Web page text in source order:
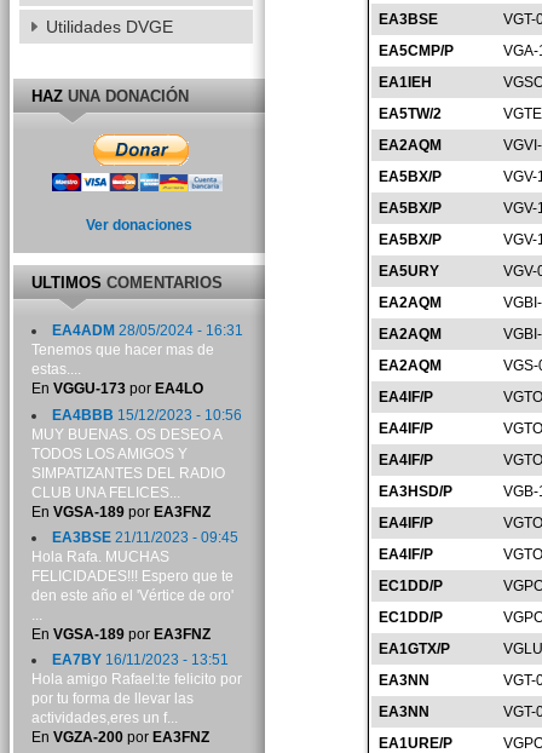
EA3BSE
VGT-
EA5CMP/P
VGA-
EA1IEH
EA5TW/2
EA2AQM
EA5BX/P
VGV-
EA5BX/P
VGV-
EA5BX/P
VGV-
EA5URY
VGV-
EA2AQM
EA2AQM
EA2AQM
EA4IF/P
EA4IF/P
EA4IF/P
EA3HSD/P
EA4IF/P
EA4IF/P
EC1DD/P
EC1DD/P
EA1GTX/P
EA3NN
VGT-
EA3NN
VGT-
EA1URE/P
Utilidades DVGE
HAZUNA DONACIÓN
Ver donaciones
ULTIMOSCOMENTARIOS
EA4ADM 28/05/2024 - 16:31
Tenemos que hacer mas de
estas....
En VGGU-173por EA4LO
EA4BBB 15/12/2023 - 10:56
MUY BUENAS. OS DESEO A
TODOS LOS AMIGOS Y
SIMPATIZANTES DEL RADIO
CLUB UNA FELICES...
En VGSA-189por EA3FNZ
EA3BSE21/11/2023 - 09:45
Hola Rafa. MUCHAS
FELICIDADES!!! Espero que te
den este año el 'Vértice de oro'
...
En VGSA-189por EA3FNZ
EA7BY16/11/2023 - 13:51
Hola amigo Rafael:te felicito por
por tu forma de llevar las
actividades,eres un f...
En VGZA-200por EA3FNZ